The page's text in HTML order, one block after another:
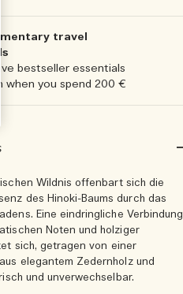
travel
bestseller essentials
when you spend 200 €
Wildnis offenbart sich die
des Hinoki-Baums durch das
Eine eindringliche Verbindung
Noten und holziger
sich, getragen von einer
elegantem Zedernholz und
und unverwechselbar.